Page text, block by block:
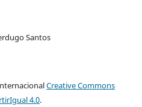
Santos
Creative Commons
4.0.